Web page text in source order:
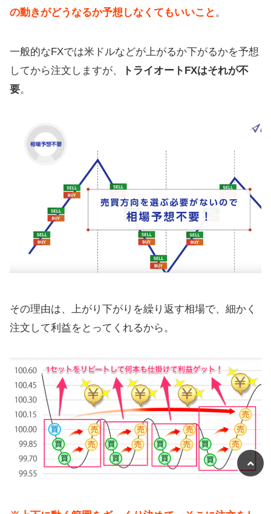
の動きがどうなるか予想しなくてもいいこと 。
一般的なFXでは米ドルなどが上がるか下がるかを予想
してから注文しますが、
トライオートFXはそれが不
要。
その理由は、上がり下がりを繰り返す相場で、細かく
注文して利益をとってくれるから。